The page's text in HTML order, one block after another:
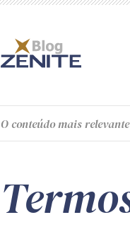
O conteúdomais